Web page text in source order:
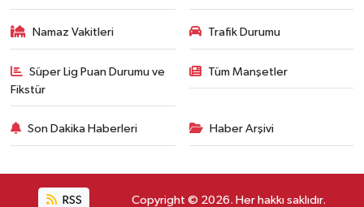
Namaz Vakitleri Trafik Durumu
Süper Lig Puan Durumu ve
Fikstür
Tüm Manşetler
Son Dakika Haberleri Haber Arşivi
RSS Copyright © 2026. Her hakkı saklıdır.